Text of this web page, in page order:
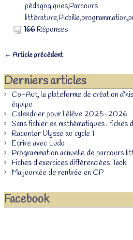
pédagogiques,Parcours
littérature,Picbille,programmation,
166Réponses
← Article précèdent
Derniers articles
Co-Aut, la plateforme de création
équipe
Calendrier pour l’élève 2025-2026
Sans fichier en mathématiques : fiches
Raconter Ulysse au cycle 1
Ecrire avec Ludo
Programmation annuelle de parcours
Fiches d’exercices différenciées Taoki
Ma journée de rentrée en CP
Facebook